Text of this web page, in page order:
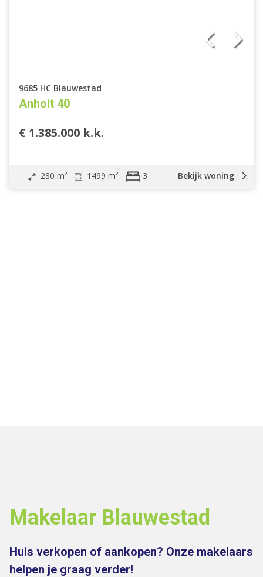
9685 HC Blauwestad
Anholt 40
€ 1.385.000 k.k.
280 m² 1499 m² 3 Bekijk woning
Makelaar Blauwestad
Huis verkopen of aankopen? Onze makelaars
helpen je graag verder!